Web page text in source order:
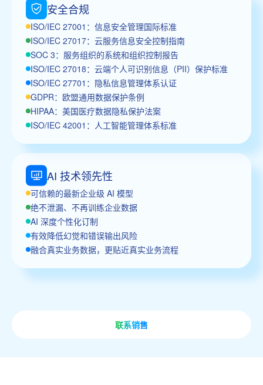
安全合规
ISO/IEC 27001：信息安全管理国际标准
ISO/IEC 27017：云服务信息安全控制指南
SOC 3：服务组织的系统和组织控制报告
ISO/IEC 27018：云端个人可识别信息（PII）保护标准
ISO/IEC 27701：隐私信息管理体系认证
GDPR：欧盟通用数据保护条例
HIPAA：美国医疗数据隐私保护法案
ISO/IEC 42001：人工智能管理体系标准
AI 技术领先性
可信赖的最新企业级 AI 模型
绝不泄漏、不再训练企业数据
AI 深度个性化订制
有效降低幻觉和错误输出风险
融合真实业务数据，更贴近真实业务流程
联系销售